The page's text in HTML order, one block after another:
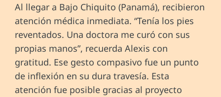
Al llegar a Bajo Chiquito (Panamá), recibieron
atención médica inmediata. “Tenía los pies
reventados. Una doctora me curó con sus
propias manos”, recuerda Alexis con
gratitud. Ese gesto compasivo fue un punto
de inflexión en su dura travesía. Esta
atención fue posible gracias al proyecto